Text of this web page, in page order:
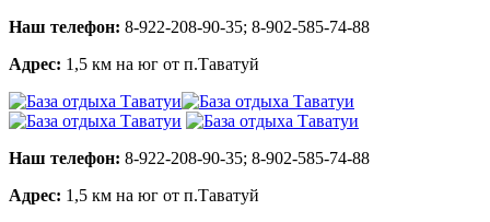
Наш телефон: 8-922-208-90-35; 8-902-585-74-88
Адрес: 1,5 км на юг от п.Таватуй
Наш телефон: 8-922-208-90-35; 8-902-585-74-88
Адрес: 1,5 км на юг от п.Таватуй